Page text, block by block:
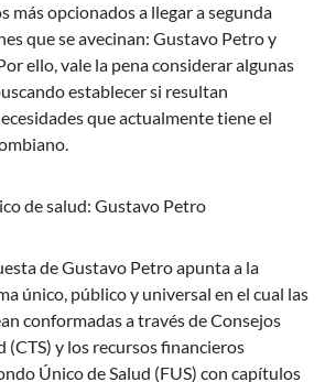
más opcionados a llegar a segunda
que se avecinan: Gustavo Petro y
ello, vale la pena considerar algunas
establecer si resultan
que actualmente tiene el
de salud: Gustavo Petro
de Gustavo Petro apunta a la
único, público y universal en el cual las
conformadas a través de Consejos
(CTS) y los recursos financieros
Único de Salud (FUS) con capítulos